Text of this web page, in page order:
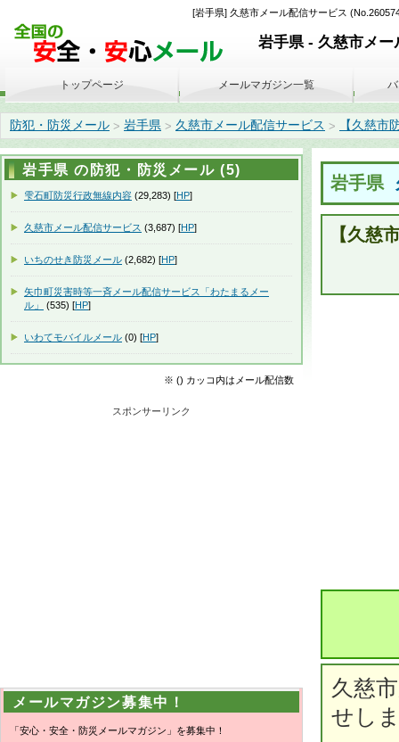
[岩手県] 久慈市メール配信サービス
岩手県 - 久慈市メー
防犯・防災メール > 岩手県 > 久慈市メール配信サービス > 【久慈
岩手県
【久慈
久慈
せし
トップページ メールマガジン一覧
岩手県 の防犯・防災メール (5)
雫石町防災行政無線内容 (29,283) [HP]
久慈市メール配信サービス (3,687) [HP]
いちのせき防災メール (2,682) [HP]
矢巾町災害時等一斉メール配信サービス「わたまるメー
ル」
(535) [HP]
いわてモバイルメール (0) [HP]
※ () カッコ内はメール配信数
スポンサーリンク
メールマガジン募集中！
「安心・安全・防災メールマガジン」を募集中！